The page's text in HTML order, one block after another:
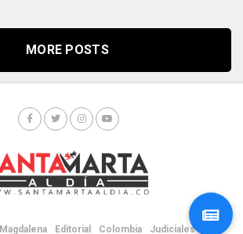
MORE POSTS
Magdalena Editorial Colombia Judiciales